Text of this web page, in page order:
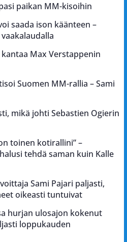
paikan MM-kisoihin
saada ison käänteen –
Max Verstappenin
Suomen MM-rallia – Sami
mikä johti Sebastien Ogierin
toinen kotirallini” –
tehdä saman kuin Kalle
Sami Pajari paljasti,
oikeasti tuntuivat
hurjan ulosajon kokenut
loppukauden